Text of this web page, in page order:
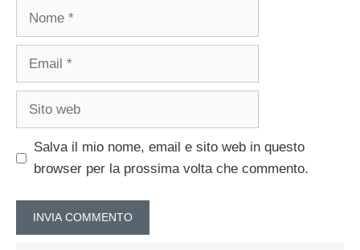
Nome
Email
Sito
Salva il mio nome, email e sito web in questo
browser per la prossima volta che commento.